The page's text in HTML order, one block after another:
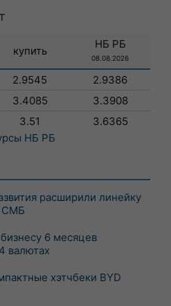
купить
НБ РБ
08.08.2026
2.9545
2.9386
3.4085
3.3908
3.51
3.6365
НБ РБ
расширили линейку
СМБ
6 месяцев
валютах
хэтчбеки BYD